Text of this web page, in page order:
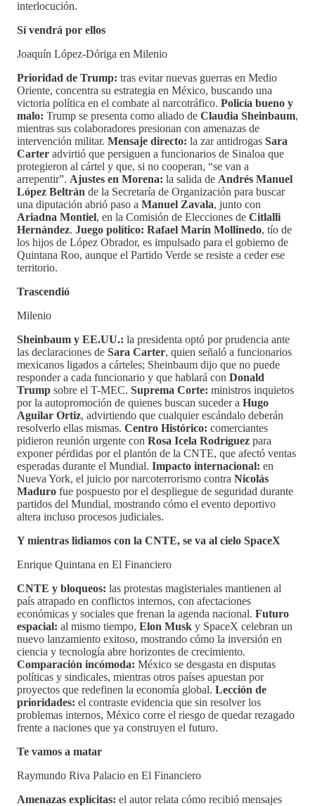
interlocución.
Sí vendrá por ellos
Joaquín López-Dóriga en Milenio
Prioridad de Trump: tras evitar nuevas guerras en Medio
Oriente, concentra su estrategia en México, buscando una
victoria política en el combate al narcotráfico. Policía bueno y
malo: Trump se presenta como aliado de Claudia Sheinbaum,
mientras sus colaboradores presionan con amenazas de
intervención militar. Mensaje directo: la zar antidrogas Sara
Carter advirtió que persiguen a funcionarios de Sinaloa que
protegieron al cártel y que, si no cooperan, “se van a
arrepentir”. Ajustes en Morena: la salida de Andrés Manuel
López Beltrán de la Secretaría de Organización para buscar
una diputación abrió paso a Manuel Zavala, junto con
Ariadna Montiel, en la Comisión de Elecciones de Citlalli
Hernández. Juego político: Rafael Marín Mollinedo, tío de
los hijos de López Obrador, es impulsado para el gobierno de
Quintana Roo, aunque el Partido Verde se resiste a ceder ese
territorio.
Trascendió
Milenio
Sheinbaum y EE.UU.: la presidenta optó por prudencia ante
las declaraciones de Sara Carter, quien señaló a funcionarios
mexicanos ligados a cárteles; Sheinbaum dijo que no puede
responder a cada funcionario y que hablará con Donald
Trump sobre el T-MEC. Suprema Corte: ministros inquietos
por la autopromoción de quienes buscan suceder a Hugo
Aguilar Ortiz, advirtiendo que cualquier escándalo deberán
resolverlo ellas mismas. Centro Histórico: comerciantes
pidieron reunión urgente con Rosa Icela Rodríguez para
exponer pérdidas por el plantón de la CNTE, que afectó ventas
esperadas durante el Mundial. Impacto internacional: en
Nueva York, el juicio por narcoterrorismo contra Nicolás
Maduro fue pospuesto por el despliegue de seguridad durante
partidos del Mundial, mostrando cómo el evento deportivo
altera incluso procesos judiciales.
Y mientras lidiamos con la CNTE, se va al cielo SpaceX
Enrique Quintana en El Financiero
CNTE y bloqueos: las protestas magisteriales mantienen al
país atrapado en conflictos internos, con afectaciones
económicas y sociales que frenan la agenda nacional. Futuro
espacial: al mismo tiempo, Elon Musk y SpaceX celebran un
nuevo lanzamiento exitoso, mostrando cómo la inversión en
ciencia y tecnología abre horizontes de crecimiento.
Comparación incómoda: México se desgasta en disputas
políticas y sindicales, mientras otros países apuestan por
proyectos que redefinen la economía global. Lección de
prioridades: el contraste evidencia que sin resolver los
problemas internos, México corre el riesgo de quedar rezagado
frente a naciones que ya construyen el futuro.
Te vamos a matar
Raymundo Riva Palacio en El Financiero
Amenazas explícitas: el autor relata cómo recibió mensajes